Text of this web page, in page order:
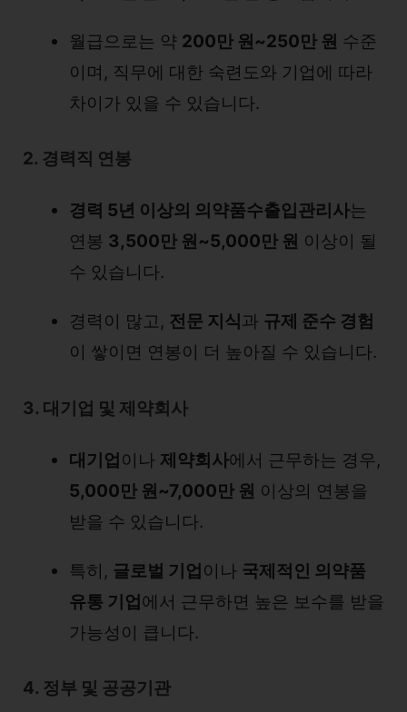
월급으로는 약 200만 원~250만 원 수준
이며, 직무에 대한 숙련도와 기업에 따라
차이가 있을 수 있습니다.
2. 경력직 연봉
경력 5년 이상의 의약품수출입관리사는
연봉 3,500만 원~5,000만 원 이상이 될
수 있습니다.
경력이 많고, 전문 지식 과 규제 준수 경험
이 쌓이면 연봉이 더 높아질 수 있습니다.
3. 대기업 및 제약회사
대기업이나 제약회사에서 근무하는 경우,
5,000만 원~7,000만 원 이상의 연봉을
받을 수 있습니다.
특히, 글로벌 기업이나 국제적인 의약품
유통 기업에서 근무하면 높은 보수를 받을
가능성이 큽니다.
4. 정부 및 공공기관